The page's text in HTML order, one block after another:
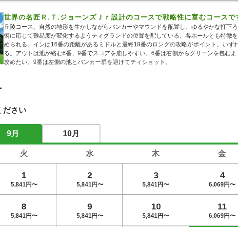
世界の名匠Ｒ.Ｔ.ジョーンズＪｒ設計のコースで戦略性に富むコースで
丘陵コース。自然の地形を生かしながらバンカーやマウンドを配置し、ゆるやかな打下
術に応じて難易度が変化するようティグランドの位置を配している。各ホールとも特徴
められる。インは16番の距離があるミドルと最終18番のロングの攻略がポイント。いず
る。アウトは池が絡む6番、9番でスコアを崩しやすい。6番は右側からグリーンを包む
攻めたい。9番は左側の池とバンカー群を避けてティショット。
ださい
9月 10月
火 水 木 金
1
5,841円〜
2
5,841円〜
3
5,841円〜
4
6,069円〜
8
5,841円〜
9
5,841円〜
10
5,841円〜
11
6,069円〜